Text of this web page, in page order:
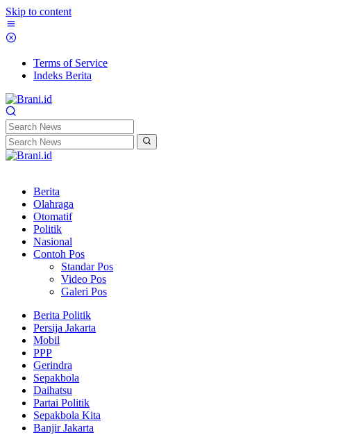
Skip to content
Terms of Service
Indeks Berita
Berita
Olahraga
Otomatif
Politik
Nasional
Contoh Pos
Standar Pos
Video Pos
Galeri Pos
Berita Politik
Persija Jakarta
Mobil
PPP
Gerindra
Sepakbola
Daihatsu
Partai Politik
Sepakbola Kita
Banjir Jakarta